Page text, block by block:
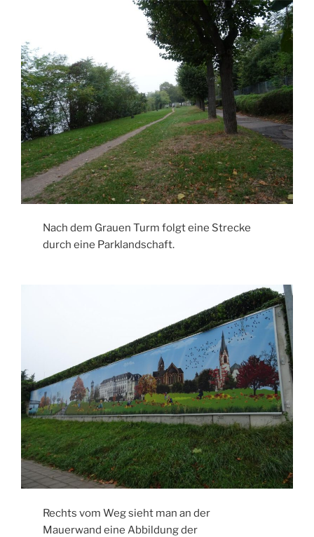
Nach dem Grauen Turm folgt eine Strecke
durch eine Parklandschaft.
Rechts vom Weg sieht man an der
Mauerwand eine Abbildung der